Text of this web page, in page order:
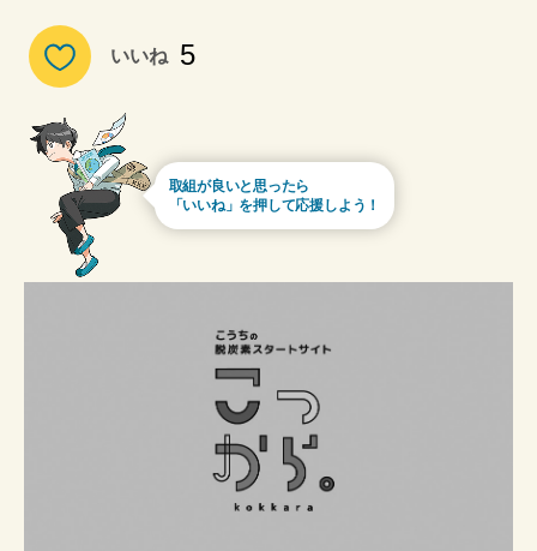
いいね 5
取組が良いと思ったら
「いいね」を押して応援しよう！